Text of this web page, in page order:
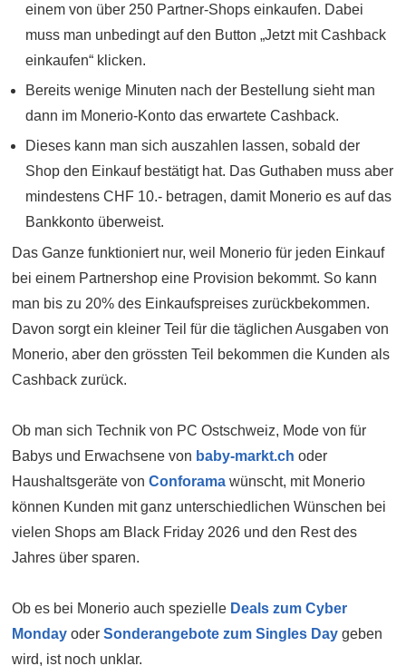
einem von über 250 Partner-Shops einkaufen. Dabei
muss man unbedingt auf den Button „Jetzt mit Cashback
einkaufen“ klicken.
Bereits wenige Minuten nach der Bestellung sieht man
dann im Monerio-Konto das erwartete Cashback.
Dieses kann man sich auszahlen lassen, sobald der
Shop den Einkauf bestätigt hat. Das Guthaben muss aber
mindestens CHF 10.- betragen, damit Monerio es auf das
Bankkonto überweist.
Das Ganze funktioniert nur, weil Monerio für jeden Einkauf
bei einem Partnershop eine Provision bekommt. So kann
man bis zu 20% des Einkaufspreises zurückbekommen.
Davon sorgt ein kleiner Teil für die täglichen Ausgaben von
Monerio, aber den grössten Teil bekommen die Kunden als
Cashback zurück.
Ob man sich Technik von PC Ostschweiz, Mode von für
Babys und Erwachsene von baby-markt.ch oder
Haushaltsgeräte von Conforama wünscht, mit Monerio
können Kunden mit ganz unterschiedlichen Wünschen bei
vielen Shops am Black Friday 2026 und den Rest des
Jahres über sparen.
Ob es bei Monerio auch spezielle Deals zum Cyber
Monday oder Sonderangebote zum Singles Day geben
wird, ist noch unklar.